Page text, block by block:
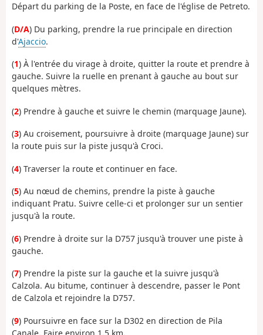
Départ du parking de la Poste, en face de l'église de Petreto.
(D/A) Du parking, prendre la rue principale en direction
d'Ajaccio.
(1) À l'entrée du virage à droite, quitter la route et prendre à
gauche. Suivre la ruelle en prenant à gauche au bout sur
quelques mètres.
(2) Prendre à gauche et suivre le chemin (marquage Jaune).
(3) Au croisement, poursuivre à droite (marquage Jaune) sur
la route puis sur la piste jusqu'à Croci.
(4) Traverser la route et continuer en face.
(5) Au nœud de chemins, prendre la piste à gauche
indiquant Pratu. Suivre celle-ci et prolonger sur un sentier
jusqu'à la route.
(6) Prendre à droite sur la D757 jusqu'à trouver une piste à
gauche.
(7) Prendre la piste sur la gauche et la suivre jusqu'à
Calzola. Au bitume, continuer à descendre, passer le Pont
de Calzola et rejoindre la D757.
(9) Poursuivre en face sur la D302 en direction de Pila